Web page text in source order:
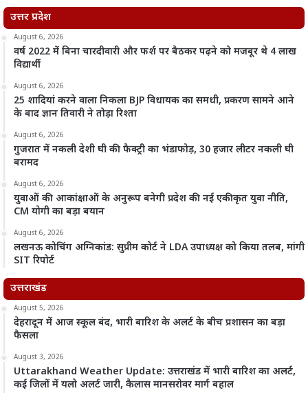
उत्तर प्रदेश
August 6, 2026
वर्ष 2022 में बिना चारदीवारी और फर्श पर बैठकर पढ़ने को मजबूर थे 4 लाख
विद्यार्थी
August 6, 2026
25 शादियां करने वाला निकला BJP विधायक का समधी, प्रकरण सामने आने
के बाद ज्ञान तिवारी ने तोड़ा रिश्ता
August 6, 2026
गुजरात में नकली देशी घी की फैक्ट्री का भंडाफोड़, 30 हजार लीटर नकली घी
बरामद
August 6, 2026
युवाओं की आकांक्षाओं के अनुरूप बनेगी प्रदेश की नई एकीकृत युवा नीति,
CM योगी का बड़ा बयान
August 6, 2026
लखनऊ कोचिंग अग्निकांड: सुप्रीम कोर्ट ने LDA उपाध्यक्ष को किया तलब, मांगी
SIT रिपोर्ट
उत्तराखंड
August 5, 2026
देहरादून में आज स्कूल बंद, भारी बारिश के अलर्ट के बीच प्रशासन का बड़ा
फैसला
August 3, 2026
Uttarakhand Weather Update: उत्तराखंड में भारी बारिश का अलर्ट,
कई जिलों में यलो अलर्ट जारी, कैलास मानसरोवर मार्ग बहाल